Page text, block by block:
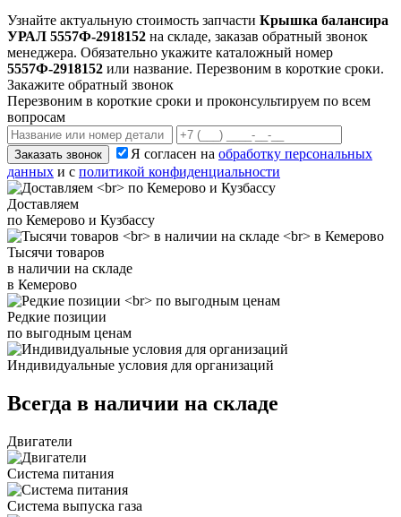
Узнайте актуальную стоимость запчасти Крышка балансира
УРАЛ 5557Ф-2918152 на складе, заказав обратный звонок
менеджера. Обязательно укажите каталожный номер
5557Ф-2918152 или название. Перезвоним в короткие сроки.
Закажите обратный звонок
Перезвоним в короткие сроки и проконсультируем по всем
вопросам
Заказать звонок Я согласен на обработку персональных
данных и с политикой конфиденциальности
Доставляем
по Кемерово и Кузбассу
Тысячи товаров
в наличии на складе
в Кемерово
Редкие позиции
по выгодным ценам
Индивидуальные условия для организаций
Всегда в наличии на складе
Двигатели
Система питания
Система выпуска газа